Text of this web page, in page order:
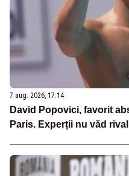
7 aug. 2026, 17:14
David Popovici, favorit
Paris. Experții nu văd